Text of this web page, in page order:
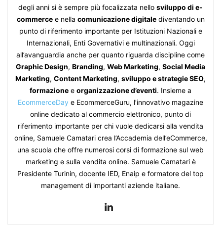
degli anni si è sempre più focalizzata nello sviluppo di e-
commercee nella comunicazione digitalediventando un
punto di riferimento importante per Istituzioni Nazionali e
Internazionali, Enti Governativi e multinazionali. Oggi
all’avanguardia anche per quanto riguarda discipline come
Graphic Design, Branding, Web Marketing, Social Media
Marketing, Content Marketing, sviluppo e strategie SEO,
formazione e organizzazione d’eventi. Insieme a
EcommerceDay e EcommerceGuru, l’innovativo magazine
online dedicato al commercio elettronico, punto di
riferimento importante per chi vuole dedicarsi alla vendita
online, Samuele Camatari crea l’Accademia dell’eCommerce,
una scuola che offre numerosi corsi di formazione sul web
marketing e sulla vendita online. Samuele Camatari è
Presidente Turinin, docente IED, Enaip e formatore del top
management di importanti aziende italiane.